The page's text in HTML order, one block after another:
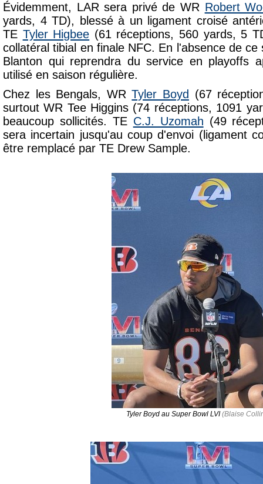
Évidemment, LAR sera privé de WR Robert
yards, 4 TD), blessé à un ligament croisé
TE Tyler Higbee (61 réceptions, 560 yards, 5
collatéral tibial en finale NFC. En l'absence de
Blanton qui reprendra du service en playoffs
utilisé en saison régulière.
Chez les Bengals, WRTyler Boyd
(67
surtout WR Tee Higgins (74 réceptions, 1091
beaucoup sollicités. TE C.J. Uzomah (49
sera incertain jusqu'au coup d'envoi (ligament
être remplacé par TE Drew Sample.
Tyler Boyd au Super Bowl LVI(Blaise